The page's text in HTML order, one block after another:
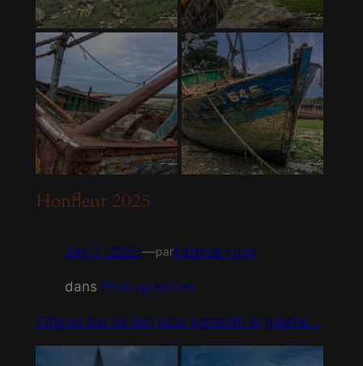
Honfleur 2025
Sep 7, 2025—parFabrice Huin
dans Photographies
Cliquez sur ce lien pour agrandir la galerie…